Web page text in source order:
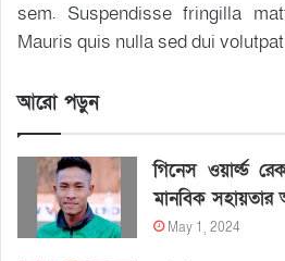
sem. Suspendisse fringilla
Mauris quis nulla sed dui
আরো পড়ুন
গিনেস ওয়ার্ল্ড
মানবিক সহায়তার
May 1, 2024